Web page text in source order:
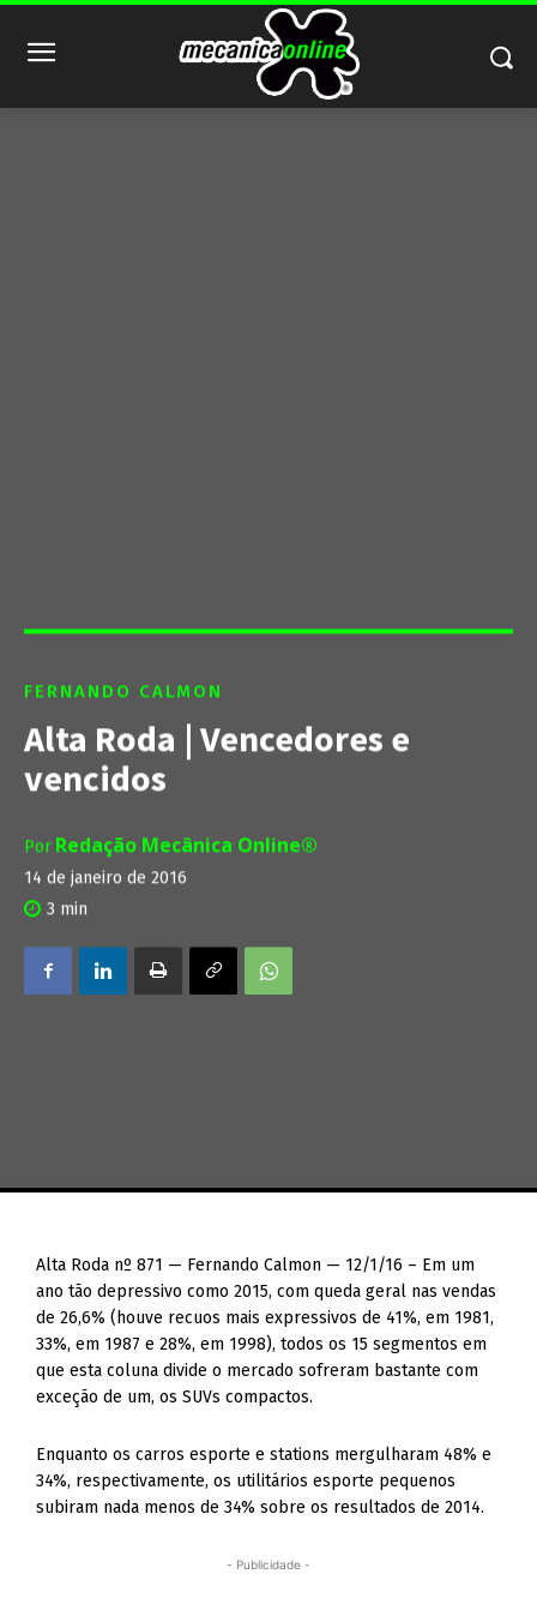
FERNANDO CALMON
Alta Roda | Vencedores e
vencidos
Por Redação Mecânica Online®
14 de janeiro de 2016
3 min
Alta Roda nº 871 — Fernando Calmon — 12/1/16 – Em um
ano tão depressivo como 2015, com queda geral nas vendas
de 26,6% (houve recuos mais expressivos de 41%, em 1981,
33%, em 1987 e 28%, em 1998), todos os 15 segmentos em
que esta coluna divide o mercado sofreram bastante com
exceção de um, os SUVs compactos.
Enquanto os carros esporte e stations mergulharam 48% e
34%, respectivamente, os utilitários esporte pequenos
subiram nada menos de 34% sobre os resultados de 2014.
- Publicidade -